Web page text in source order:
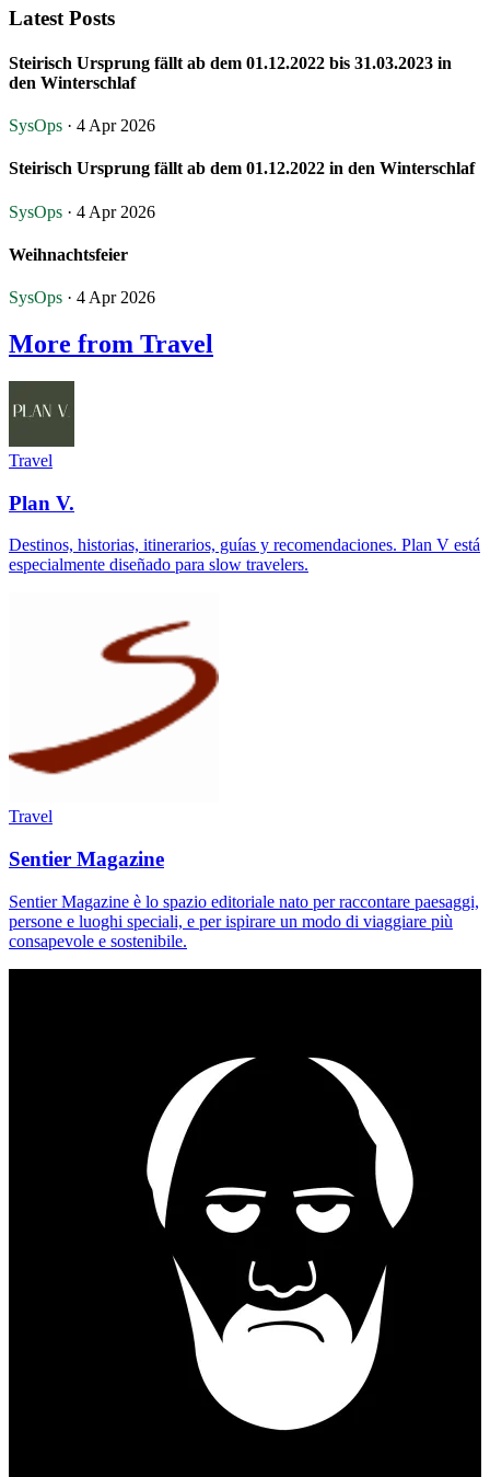
Latest Posts
Steirisch Ursprung fällt ab dem 01.12.2022 bis 31.03.2023 in
den Winterschlaf
SysOps · 4 Apr 2026
Steirisch Ursprung fällt ab dem 01.12.2022 in den Winterschlaf
SysOps · 4 Apr 2026
Weihnachtsfeier
SysOps · 4 Apr 2026
More from Travel
Travel
Plan V.
Destinos, historias, itinerarios, guías y recomendaciones. Plan V está
especialmente diseñado para slow travelers.
Travel
Sentier Magazine
Sentier Magazine è lo spazio editoriale nato per raccontare paesaggi,
persone e luoghi speciali, e per ispirare un modo di viaggiare più
consapevole e sostenibile.